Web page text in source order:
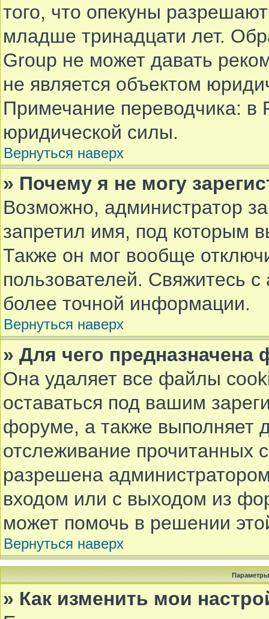
того, что опекуны
младше тринадцати лет.
Group не может давать
не является объектом
Примечание переводчика: в
юридической силы.
Вернуться наверх
» Почему я не могу
Возможно, администратор
запретил имя, под которым
Также он мог вообще
пользователей. Свяжитесь
более точной информации.
Вернуться наверх
» Для чего
Она удаляет все файлы
оставаться под вашим
форуме, а также выполняет
отслеживание прочитанных
разрешена
входом или с выходом из
может помочь в решении
Вернуться наверх
Параметры
» Как изменить мои